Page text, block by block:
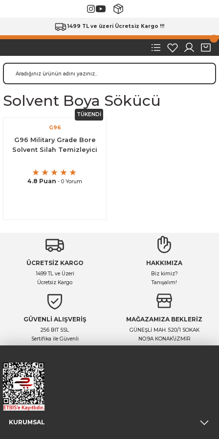
1499 TL ve üzeri Ücretsiz Kargo !!!
Solvent Boya Sökücü
TÜKENDİ
G96
G96 Military Grade Bore
Solvent Silah Temizleyici
4.8 Puan - 0 Yorum
ÜCRETSİZ KARGO
1499 TL ve Üzeri
Ücretsiz Kargo
HAKKIMIZA
Biz kimiz?
Tanışalım!
GÜVENLİ ALIŞVERİŞ
256 BIT SSL
Sertifika ile Güvenli
MAĞAZAMIZA BEKLERİZ
GÜNEŞLİ MAH. 520/1 SOKAK
NO:9A KONAK\İZMİR
KURUMSAL